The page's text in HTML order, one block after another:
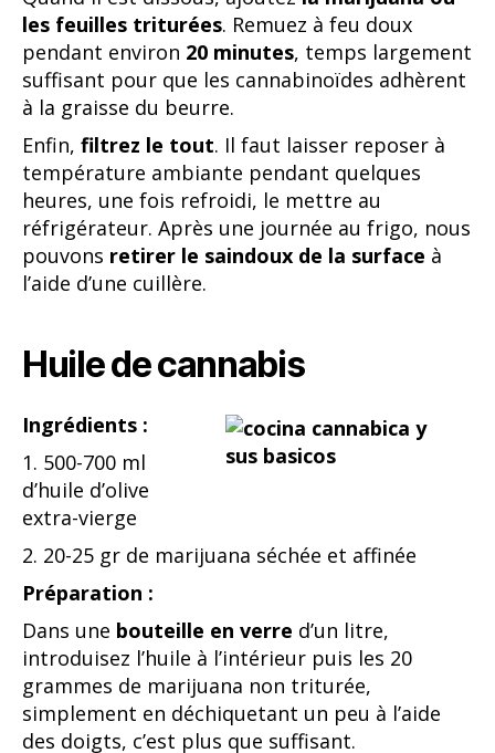
les feuilles triturées. Remuez à feu doux
pendant environ 20 minutes, temps largement
suffisant pour que les cannabinoïdes adhèrent
à la graisse du beurre.
Enfin, filtrez le tout. Il faut laisser reposer à
température ambiante pendant quelques
heures, une fois refroidi, le mettre au
réfrigérateur. Après une journée au frigo, nous
pouvons retirer le saindoux de la surface à
l’aide d’une cuillère.
Huile de cannabis
Ingrédients :
1. 500-700 ml
d’huile d’olive
extra-vierge
2. 20-25 gr de marijuana séchée et affinée
Préparation :
Dans une bouteille en verre d’un litre,
introduisez l’huile à l’intérieur puis les 20
grammes de marijuana non triturée,
simplement en déchiquetant un peu à l’aide
des doigts, c’est plus que suffisant.